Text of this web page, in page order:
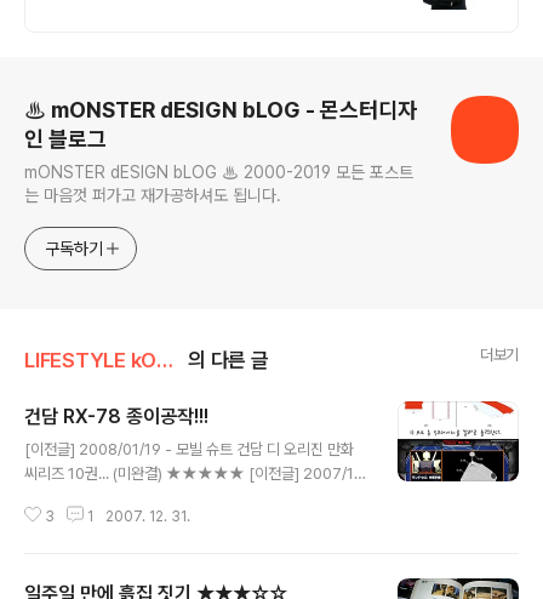
♨ mONSTER dESIGN bLOG - 몬스터디자
인 블로그
mONSTER dESIGN bLOG ♨ 2000-2019 모든 포스트
는 마음껏 퍼가고 재가공하셔도 됩니다.
구독하기
LIFESTYLE kONTEXT 의 다른 글 더보기
건담 RX-78 종이공작!!!
[이전글] 2008/01/19 - 모빌 슈트 건담 디 오리진 만화
씨리즈 10권... (미완결) ★★★★★ [이전글] 2007/11/
(1989) ★★★★★ [이전글] 2007/09/23 - 기동전사
판, 1981~1982] ★★★☆☆ 2007년 마지막 4일 연휴
3 1 2007. 12. 31.
일주일 만에 흙집 짓기 ★★★☆☆